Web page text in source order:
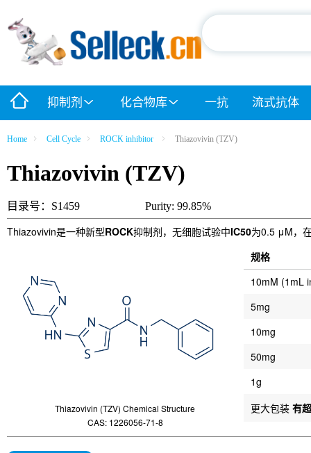
抑制剂 化合物库 一抗 流式抗体
Home Cell Cycle ROCK inhibitor Thiazovivin (TZV)
Thiazovivin (TZV)
目录号：S1459 Purity: 99.85%
Thiazovivin是一种新型ROCK抑制剂，无细胞试验中IC50为0.5 μM，
Thiazovivin (TZV) Chemical Structure
CAS: 1226056-71-8
规格
10mM (1mL
5mg
10mg
50mg
1g
更大包装 有